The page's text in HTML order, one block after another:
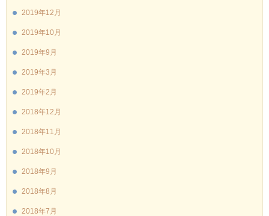
2019年12月
2019年10月
2019年9月
2019年3月
2019年2月
2018年12月
2018年11月
2018年10月
2018年9月
2018年8月
2018年7月